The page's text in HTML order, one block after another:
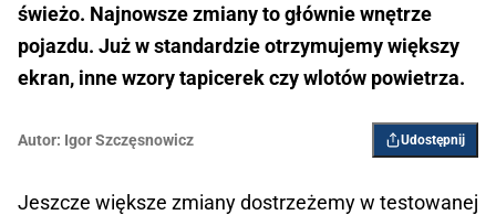
świeżo. Najnowsze zmiany to głównie wnętrze
pojazdu. Już w standardzie otrzymujemy większy
ekran, inne wzory tapicerek czy wlotów powietrza.
Autor: Igor Szczęsnowicz Udostępnij
Jeszcze większe zmiany dostrzeżemy w testowanej